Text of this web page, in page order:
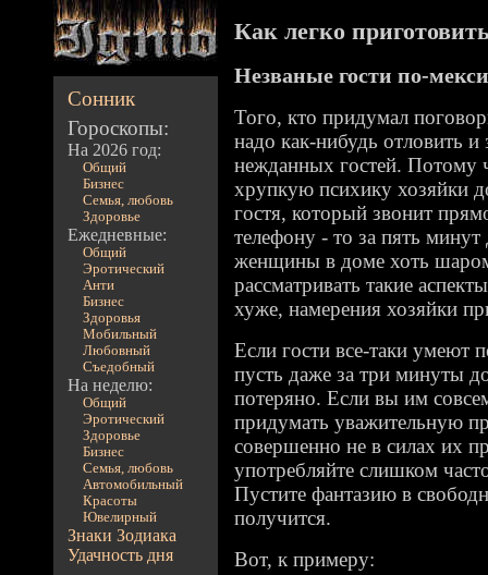
Сонник
Гороскопы:
На 2026 год:
Общий
Бизнес
Семья, любовь
Здоровье
Ежедневные:
Общий
Эротический
Анти
Бизнес
Здоровья
Мобильный
Любовный
Съедобный
На неделю:
Общий
Эротический
Здоровье
Бизнес
Семья, любовь
Автомобильный
Красоты
Ювелирный
Знаки Зодиака
Удачность дня
Как легко
Незваные гости по-
Того, кто придумал
надо как-нибудь отловить и
нежданных гостей. Потому
хрупкую психику хозяйки
гостя, который звонит
телефону - то за пять
женщины в доме хоть
рассматривать такие
хуже, намерения хозяйки
Если гости все-таки умеют
пусть даже за три минуты
потеряно. Если вы им
придумать уважительную
совершенно не в силах их
употребляйте слишком
Пустите фантазию в
получится.
Вот, к примеру: